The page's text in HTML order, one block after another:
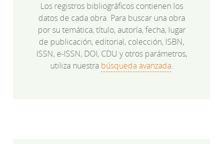
Los registros bibliográficos contienen los
datos de cada obra. Para buscar una obra
por su temática, título, autoría, fecha, lugar
de publicación, editorial, colección, ISBN,
ISSN, e-ISSN, DOI, CDU y otros parámetros,
utiliza nuestra búsqueda avanzada.